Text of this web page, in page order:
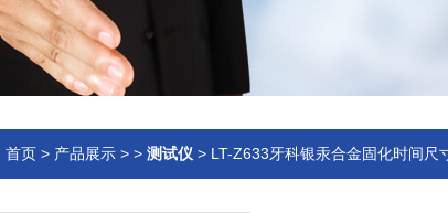
首页 > 产品展示 > > 测试仪 > LT-Z633牙科银汞合金固化时间尺